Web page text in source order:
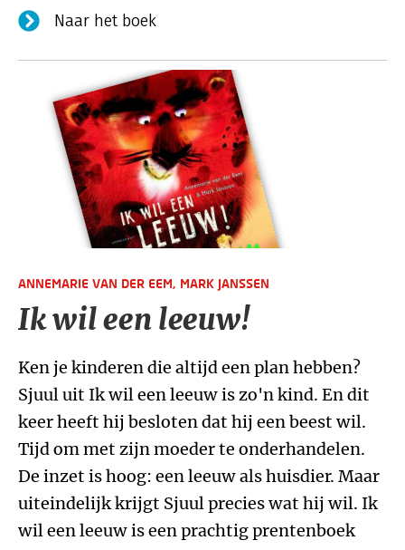
Naar het boek
ANNEMARIE VAN DER EEM, MARK JANSSEN
Ik wil een leeuw!
Ken je kinderen die altijd een plan hebben?
Sjuul uit Ik wil een leeuw is zo'n kind. En dit
keer heeft hij besloten dat hij een beest wil.
Tijd om met zijn moeder te onderhandelen.
De inzet is hoog: een leeuw als huisdier. Maar
uiteindelijk krijgt Sjuul precies wat hij wil. Ik
wil een leeuw is een prachtig prentenboek